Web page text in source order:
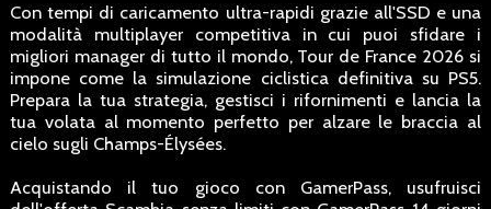
Con tempi di caricamento ultra-rapidi grazie all'SSD e una
modalità multiplayer competitiva in cui puoi sfidare i
migliori manager di tutto il mondo, Tour de France 2026 si
impone come la simulazione ciclistica definitiva su PS5.
Prepara la tua strategia, gestisci i rifornimenti e lancia la
tua volata al momento perfetto per alzare le braccia al
cielo sugli Champs-Élysées.
Acquistando il tuo gioco con GamerPass, usufruisci